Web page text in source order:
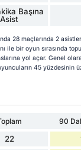
Başına
Asist
28 maçlarında 2
ile bir oyun sırasında
yol açar. Genel
45 yüzdesinin
90
22